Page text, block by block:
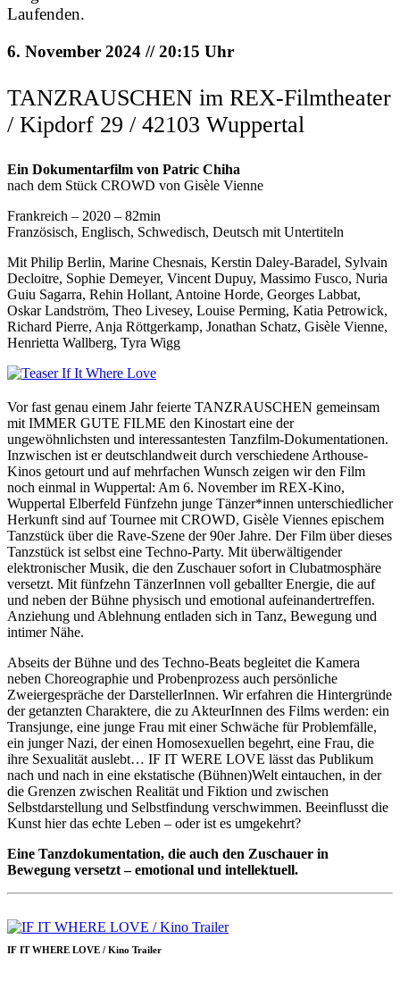
Laufenden.
6. November 2024 // 20:15 Uhr
TANZRAUSCHEN im REX-Filmtheater
/ Kipdorf 29 / 42103 Wuppertal
Ein Dokumentarfilm von Patric Chiha
nach dem Stück CROWD von Gisèle Vienne
Frankreich – 2020 – 82min
Französisch, Englisch, Schwedisch, Deutsch mit Untertiteln
Mit Philip Berlin, Marine Chesnais, Kerstin Daley-Baradel, Sylvain
Decloitre, Sophie Demeyer, Vincent Dupuy, Massimo Fusco, Nuria
Guiu Sagarra, Rehin Hollant, Antoine Horde, Georges Labbat,
Oskar Landström, Theo Livesey, Louise Perming, Katia Petrowick,
Richard Pierre, Anja Röttgerkamp, Jonathan Schatz, Gisèle Vienne,
Henrietta Wallberg, Tyra Wigg
Vor fast genau einem Jahr feierte TANZRAUSCHEN gemeinsam
mit IMMER GUTE FILME den Kinostart eine der
ungewöhnlichsten und interessantesten Tanzfilm-Dokumentationen.
Inzwischen ist er deutschlandweit durch verschiedene Arthouse-
Kinos getourt und auf mehrfachen Wunsch zeigen wir den Film
noch einmal in Wuppertal: Am 6. November im REX-Kino,
Wuppertal Elberfeld Fünfzehn junge Tänzer*innen unterschiedlicher
Herkunft sind auf Tournee mit CROWD, Gisèle Viennes epischem
Tanzstück über die Rave-Szene der 90er Jahre. Der Film über dieses
Tanzstück ist selbst eine Techno-Party. Mit überwältigender
elektronischer Musik, die den Zuschauer sofort in Clubatmosphäre
versetzt. Mit fünfzehn TänzerInnen voll geballter Energie, die auf
und neben der Bühne physisch und emotional aufeinandertreffen.
Anziehung und Ablehnung entladen sich in Tanz, Bewegung und
intimer Nähe.
Abseits der Bühne und des Techno-Beats begleitet die Kamera
neben Choreographie und Probenprozess auch persönliche
Zweiergespräche der DarstellerInnen. Wir erfahren die Hintergründe
der getanzten Charaktere, die zu AkteurInnen des Films werden: ein
Transjunge, eine junge Frau mit einer Schwäche für Problemfälle,
ein junger Nazi, der einen Homosexuellen begehrt, eine Frau, die
ihre Sexualität auslebt… IF IT WERE LOVE lässt das Publikum
nach und nach in eine ekstatische (Bühnen)Welt eintauchen, in der
die Grenzen zwischen Realität und Fiktion und zwischen
Selbstdarstellung und Selbstfindung verschwimmen. Beeinflusst die
Kunst hier das echte Leben – oder ist es umgekehrt?
Eine Tanzdokumentation, die auch den Zuschauer in
Bewegung versetzt – emotional und intellektuell.
IF IT WHERE LOVE / Kino Trailer